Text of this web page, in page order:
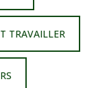
TRAVAILLER